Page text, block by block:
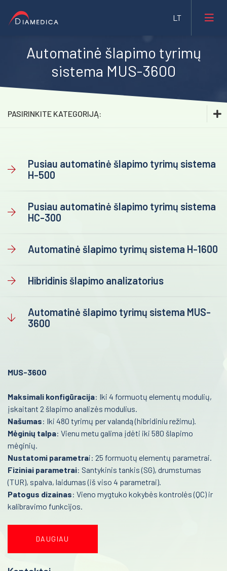
Mėginių transportavimo sistemos/Laboratorijos
automatizavimas
Fizioterapinė ir reabilitacinė įranga
Reanimacija ir intensyvi terapija
Akušerija ir ginekologija
Infekcinės ligos
Endokrinologija
Kraujo centras
Reabilitacija
Kardiologija
Psichiatrija
Retos ligos
Automatinė šlapimo tyrimų
sistema MUS-3600
PASIRINKITE KATEGORIJĄ:
Hematologija
Klinikinė chemija
Imunologija
Šlapimo diagnostika
Imunohistochemija
Vidinės kontrolės
Medicininė įranga ir priemonės
Farmacija ir maisto pramonė
Veterinarija
Gyvybės mokslai
Mėginių transportavimo sistemos/Laboratorijos
automatizavimas
Fizioterapinė ir reabilitacinė įranga
Pusiau automatinė šlapimo tyrimų sistema
H-500
Pusiau automatinė šlapimo tyrimų sistema
HC-300
Automatinė šlapimo tyrimų sistema H-1600
Hibridinis šlapimo analizatorius
Automatinė šlapimo tyrimų sistema MUS-
3600
MUS-3600
Maksimali konfigūracija: Iki 4 formuotų elementų modulių,
įskaitant 2 šlapimo analizės modulius.
Našumas: Iki 480 tyrimų per valandą (hibridiniu režimu).
Mėginių talpa: Vienu metu galima įdėti iki 580 šlapimo
mėginių.
Nustatomi parametrai: 25 formuotų elementų parametrai.
Fiziniai parametrai: Santykinis tankis (SG), drumstumas
(TUR), spalva, laidumas (iš viso 4 parametrai).
Patogus dizainas: Vieno mygtuko kokybės kontrolės (QC) ir
kalibravimo funkcijos.
DAUGIAU